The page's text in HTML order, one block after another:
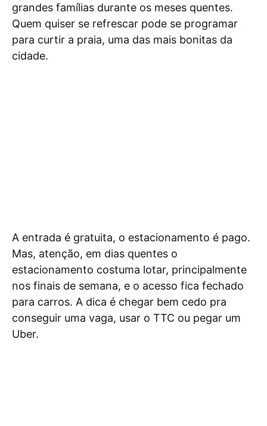
grandes famílias durante os meses quentes.
Quem quiser se refrescar pode se programar
para curtir a praia, uma das mais bonitas da
cidade.
A entrada é gratuita, o estacionamento é pago.
Mas, atenção, em dias quentes o
estacionamento costuma lotar, principalmente
nos finais de semana, e o acesso fica fechado
para carros. A dica é chegar bem cedo pra
conseguir uma vaga, usar o TTC ou pegar um
Uber.